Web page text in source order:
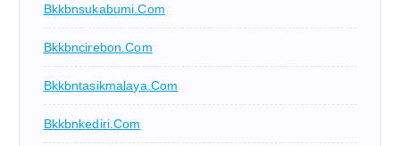
Bkkbnsukabumi.com
Bkkbncirebon.com
Bkkbntasikmalaya.com
Bkkbnkediri.com